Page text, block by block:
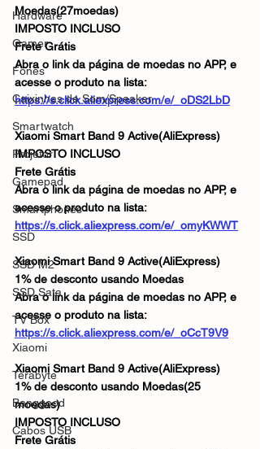
Hardware
Gamer
Fones
Caixinhas de Som/Speaker
Smartwatch
Projetor
Gamepad
Smartphones
SSD
SSD M2
SSD Sata
TV Box
Xiaomi
Terabyte
Banggood
Cabos USB
Moedas(27moedas)
IMPOSTO INCLUSO
Frete Grátis
Abra o link da página de moedas no APP, e
acesse o produto na lista:
https://s.click.aliexpress.com/e/_oDS2LbD
Xiaomi Smart Band 9 Active(AliExpress)
IMPOSTO INCLUSO
Frete Grátis
Abra o link da página de moedas no APP, e
acesse o produto na lista:
https://s.click.aliexpress.com/e/_omyKWWT
Xiaomi Smart Band 9 Active(AliExpress)
1% de desconto usando Moedas
Abra o link da página de moedas no APP, e
acesse o produto na lista:
https://s.click.aliexpress.com/e/_oCcT9V9
Xiaomi Smart Band 9 Active(AliExpress)
1% de desconto usando Moedas(25
moedas)
IMPOSTO INCLUSO
Frete Grátis